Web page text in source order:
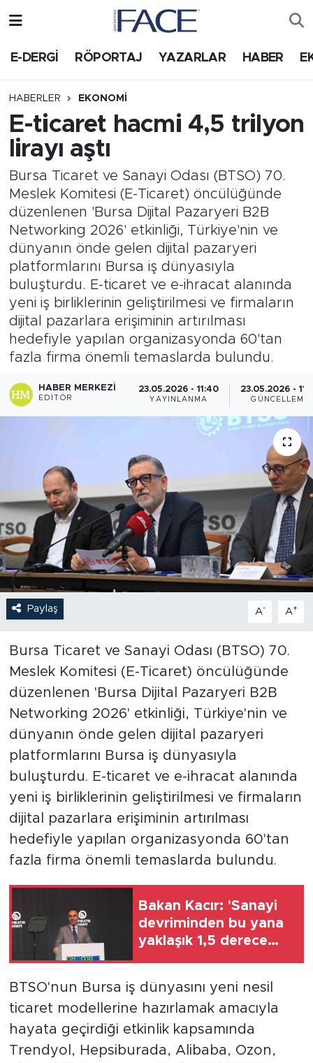
E-DERGİ RÖPORTAJ YAZARLAR HABER
HABERLER EKONOMI
E-ticaret hacmi 4,5 trilyon
lirayı aştı
Bursa Ticaret ve Sanayi Odası (BTSO) 70.
Meslek Komitesi (E-Ticaret) öncülüğünde
düzenlenen 'Bursa Dijital Pazaryeri B2B
Networking 2026' etkinliği, Türkiye'nin ve
dünyanın önde gelen dijital pazaryeri
platformlarını Bursa iş dünyasıyla
buluşturdu. E-ticaret ve e-ihracat alanında
yeni iş birliklerinin geliştirilmesi ve firmaların
dijital pazarlara erişiminin artırılması
hedefiyle yapılan organizasyonda 60'tan
fazla firma önemli temaslarda bulundu.
HABER MERKEZI
EDITÖR
23.05.2026 - 11:40
YAYINLANMA
23.05.2026 -
GÜNCELLEME
Paylaş A- A+
Bursa Ticaret ve Sanayi Odası (BTSO) 70.
Meslek Komitesi (E-Ticaret) öncülüğünde
düzenlenen 'Bursa Dijital Pazaryeri B2B
Networking 2026' etkinliği, Türkiye'nin ve
dünyanın önde gelen dijital pazaryeri
platformlarını Bursa iş dünyasıyla
buluşturdu. E-ticaret ve e-ihracat alanında
yeni iş birliklerinin geliştirilmesi ve firmaların
dijital pazarlara erişiminin artırılması
hedefiyle yapılan organizasyonda 60'tan
fazla firma önemli temaslarda bulundu.
Bakan Kacır: 'Sanayi
devriminden bu yana
yaklaşık 1,5 derece
BTSO'nun Bursa iş dünyasını yeni nesil
ticaret modellerine hazırlamak amacıyla
hayata geçirdiği etkinlik kapsamında
Trendyol, Hepsiburada, Alibaba, Ozon,
HABER
Nöbetçi Eczaneler
Trafik Durumu
Süper Lig Puan Durumu ve Fikstür
Tüm Manşetler
Son Dakika Haberleri
Haber Arşivi